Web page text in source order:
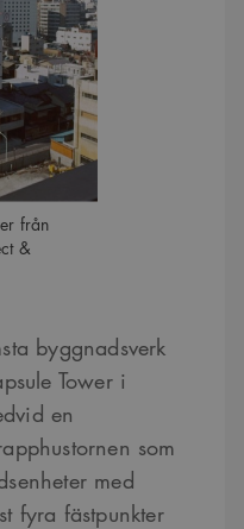
från
&
byggnadsverk
Tower i
en
som
med
fyra fästpunkter